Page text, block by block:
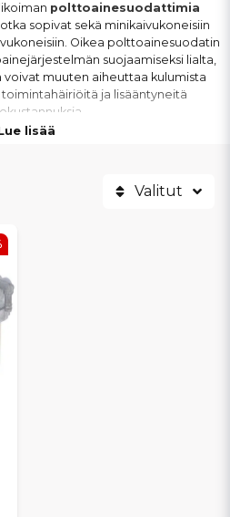
polttoainesuodattimia
sopivat sekä minikaivukoneisiin
Oikea polttoainesuodatin
suojaamiseksi lialta,
voivat muuten aiheuttaa kulumista
ja lisääntyneitä
tasaisen käynnin
JOIHIN MEILLÄ
SARJA
B08-3, B12, B12-3
B15-3, B15-3EX
2, B27-2A
B37-2A, B37V
lisää
Valitut